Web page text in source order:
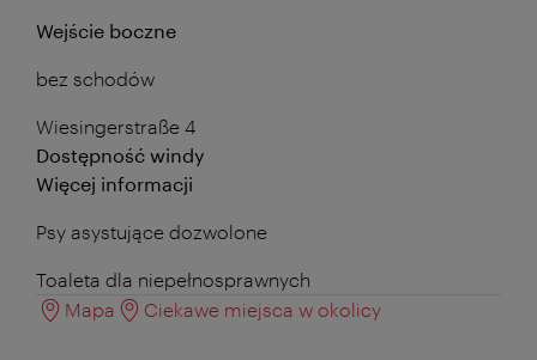
Wejście boczne
bez schodów
Wiesingerstraße 4
Dostępność windy
Więcej informacji
Psy asystujące dozwolone
Toaleta dla niepełnosprawnych
Mapa
Ciekawe miejsca w okolicy